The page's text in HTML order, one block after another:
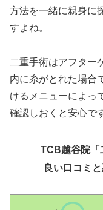
方法を一緒に親身に
すよね。
二重手術はアフター
内に糸がとれた場合
けるメニューによっ
確認しおくと安心で
TCB越谷院「
良い口コミ